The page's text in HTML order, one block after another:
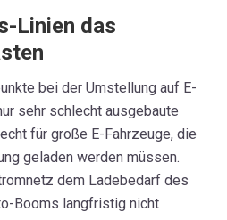
Linien das
bei der Umstellung auf E-
sehr schlecht ausgebaute
für große E-Fahrzeuge, die
geladen werden müssen.
dem Ladebedarf des
Booms langfristig nicht